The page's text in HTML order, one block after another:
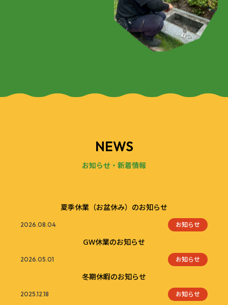
NEWS
お知らせ・新着情報
夏季休業（お盆休み）のお知らせ
2026.08.04 お知らせ
GW休業のお知らせ
2026.05.01 お知らせ
冬期休暇のお知らせ
2025.12.18 お知らせ